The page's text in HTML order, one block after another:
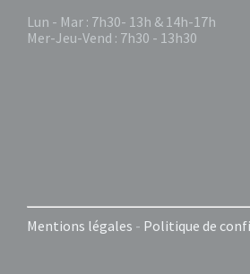
Lun - Mar : 7h30- 13h & 14h-17h
Mer-Jeu-Vend : 7h30 - 13h30
Mentions légales - Politique de